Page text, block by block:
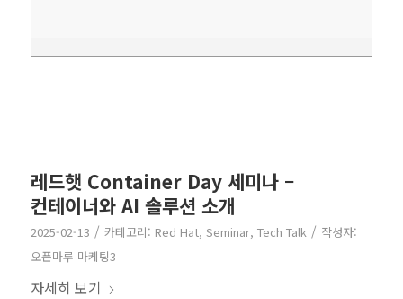
레드햇 Container Day 세미나 –
컨테이너와 AI 솔루션 소개
2025-02-13 / 카테고리: Red Hat, Seminar, Tech Talk / 작성자:
오픈마루 마케팅3
자세히 보기